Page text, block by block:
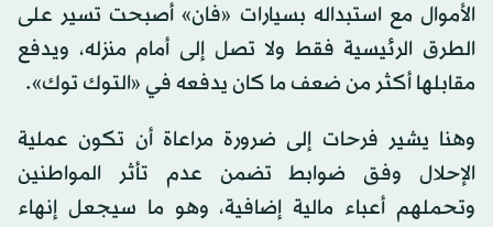
الأموال مع استبداله بسيارات «فان» أصبحت تسير على
الطرق الرئيسية فقط ولا تصل إلى أمام منزله، ويدفع
مقابلها أكثر من ضعف ما كان يدفعه في «التوك توك».
وهنا يشير فرحات إلى ضرورة مراعاة أن تكون عملية
الإحلال وفق ضوابط تضمن عدم تأثر المواطنين
وتحملهم أعباء مالية إضافية، وهو ما سيجعل إنهاء